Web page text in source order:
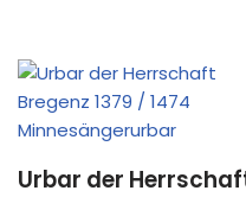
Urbar der